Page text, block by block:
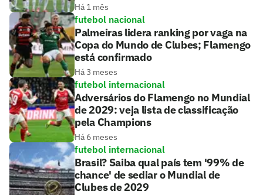
Há 1 mês
futebol nacional
Palmeiras lidera ranking por vaga na
Copa do Mundo de Clubes; Flamengo
está confirmado
Há 3 meses
futebol internacional
Adversários do Flamengo no Mundial
de 2029: veja lista de classificação
pela Champions
Há 6 meses
futebol internacional
Brasil? Saiba qual país tem '99% de
chance' de sediar o Mundial de
Clubes de 2029